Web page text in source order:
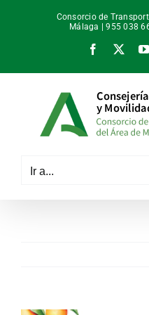
Consorcio de
Málaga | 955 038
Facebook
X
Ir a...